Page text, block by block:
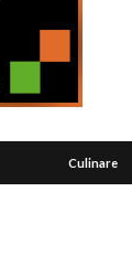
Culinare